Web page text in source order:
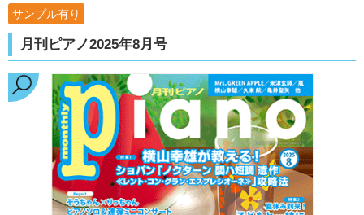
サンプル有り
月刊ピアノ2025年8月号